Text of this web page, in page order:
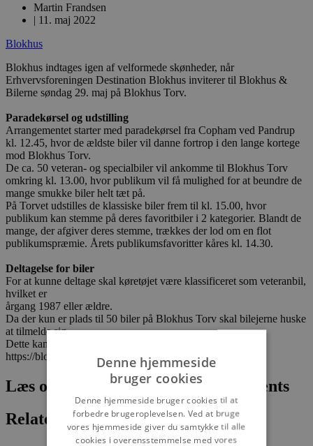
Martin Frandsen
| 11. maj 2022
Blokhus
Blokhus indtages igen af velformede skønheder, når
Erhvervsforeningen Destination Blokhus inviterer til Blokhus &
Bilerne søndag 29. maj på Blokhus Torv.
Paradekørsel og udstilling
Arrangementet starter med paradekørsel fra Copham ved Pandrup
kl. 12.45, hvor de ældste biler vil danne fortrop i den lange kortege
mod Blokhus Torv.
De ca. 50 veteran- og specialbiler vil ankomme til Blokhus Torv
omkring kl. 13.00, hvor publikum vil få mulighed for at beundre de
mange smukke biler helt tæt på.
På Torvet udstilles de klassiske biler frem til kl. 15.00, hvor
publikum kan stemme på deres favoritbiler i 2 kategorier. Blandt de
mange, der afgiver deres stemme, trækkes der lod om en flot
publikumspræmie. Årets publikumsfavoritter kåres kl. 14.30.
Deltagelse for biler
For at kunne deltage skal køretøjet være klassificeret som veteranbil,
hvilket er
årgang 1987 eller ældre.
Da der kun er plads til 50 biler på Blokhus Torv skal bilejerne huske
at tilmelde sig.
Dette kan gøres på:
https://blokhus.nemtilmeld.dk/14/
Læs om fantastiske oplevelser og events
Relaterede artikler
Denne hjemmeside
bruger cookies
Denne hjemmeside bruger cookies til at
forbedre brugeroplevelsen. Ved at bruge
vores hjemmeside giver du samtykke til alle
cookies i overensstemmelse med vores